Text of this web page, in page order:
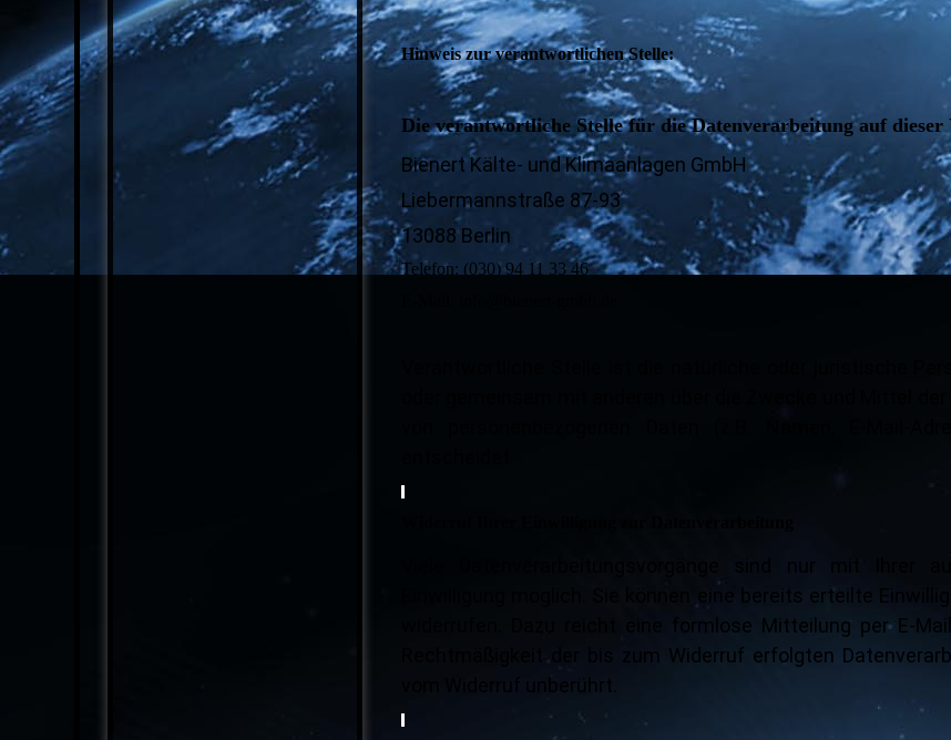
Hinweis zur verantwortlichen Stelle:
Die verantwortliche Stelle für die Datenverarbeitung auf dieser
Bienert Kälte- und Klimaanlagen GmbH
Liebermannstraße 87-93
13088 Berlin
Telefon: (030) 94 11 33 46
Viele Datenverarbeitungsvorgänge sind nur mit Ihrer
Einwilligung möglich. Sie können eine bereits erteilte
widerrufen. Dazu reicht eine formlose Mitteilung per E-
Rechtmäßigkeit der bis zum Widerruf erfolgten
vom Widerruf unberührt.